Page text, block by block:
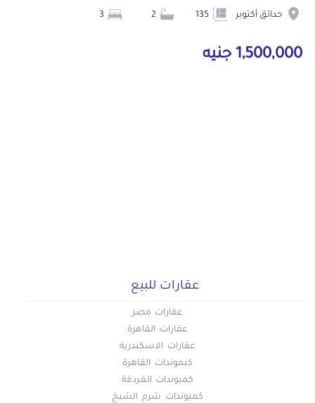
حدائق أكتوبر
1,500,000 جنيه
عقارات للبيع
عقارات مصر
عقارات القاهرة
عقارات الاسكندرية
كبموندات القاهرة
كمبوندات الغردقة
كمبوندات شرم الشيخ